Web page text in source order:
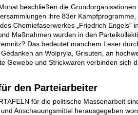
beschließen die Grundorganisationen
ihre 83er Kampfprogramme,
Chemiefaserwerkes „Friedrich Engels"
Maßnahmen wurden in den
Das bedeutet manchem Leser
an Wolpryla, Grisuten, an
Gewebe und Strickwaren verbinden sich
den Parteiarbeiter
für die politische Massenarbeit
Anschauungsmittel herausgegeben